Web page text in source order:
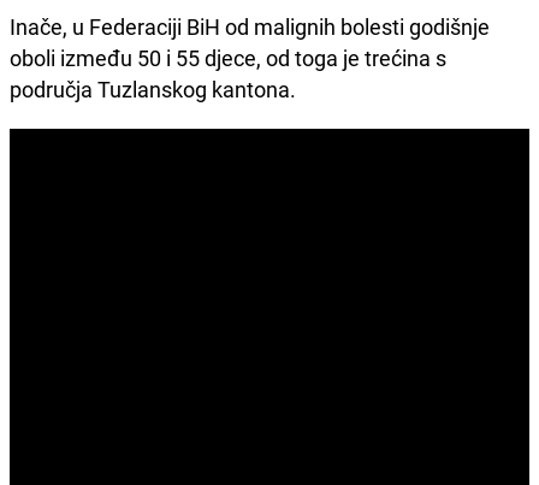
Inače, u Federaciji BiH od malignih bolesti godišnje
oboli između 50 i 55 djece, od toga je trećina s
područja Tuzlanskog kantona.